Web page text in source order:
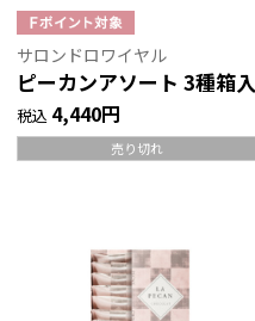
サロンドロワイヤル
ピーカンアソート 3種箱入
税込 4,440円
売り切れ